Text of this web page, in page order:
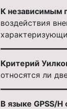
К независимым
воздействия
Критерий
относятся ли
В языке GPSS/